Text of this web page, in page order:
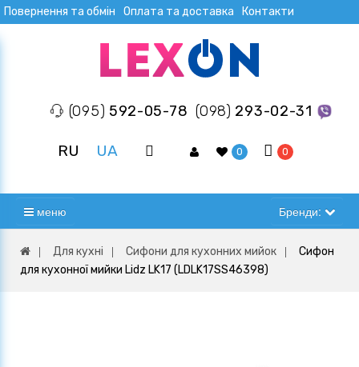
Повернення та обмін Оплата та доставка Контакти
(095) 592-05-78 (098) 293-02-31
RU UA 0 0
меню Бренди:
Для кухні Сифони для кухонних мийок
Сифон
для кухонної мийки Lidz LK17 (LDLK17SS46398)